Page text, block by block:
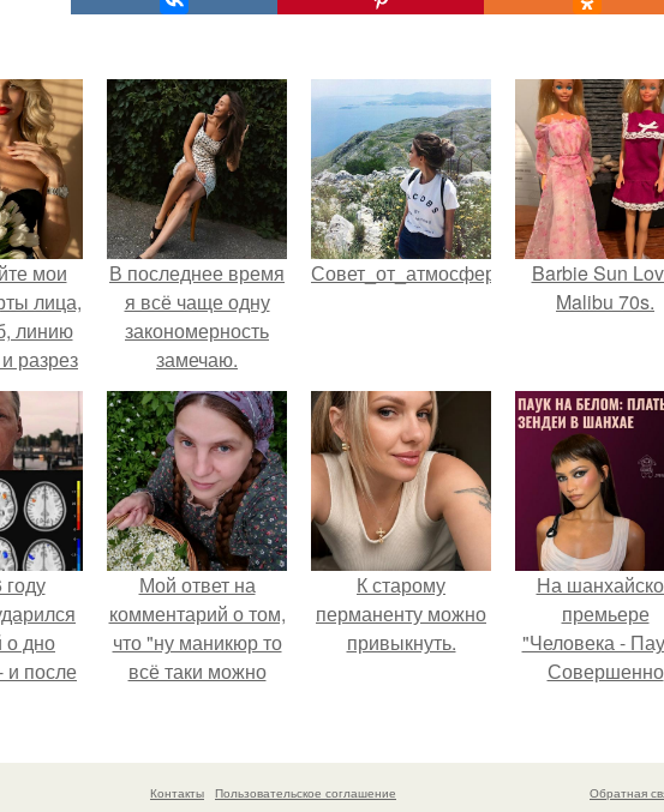
мои
лица,
линию
разрез
В последнее время
я всё чаще одну
закономерность
замечаю.
Совет_от_атмосферы.
Barbie Sun
Malibu 70s.
о дно
и после
Мой ответ на
комментарий о том,
что "ну маникюр то
всё таки можно
К старому
перманенту можно
привыкнуть.
На
премьере
"Человека -
Совершенно
просто
наряд, а
Контакты Пользовательское соглашение Обратная